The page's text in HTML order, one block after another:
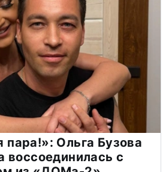
Ольга Бузова
воссоединилась с